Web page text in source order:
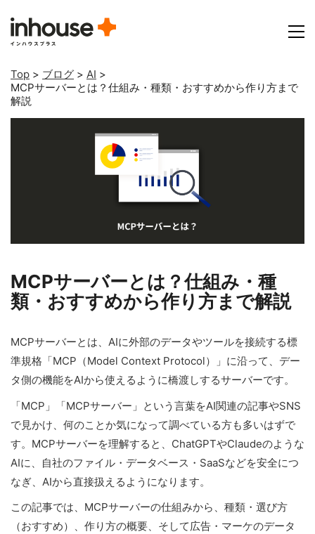
Top > ブログ > AI >
MCPサーバーとは？仕組み・種類・おすすめから作り方まで
解説
MCPサーバーとは？仕組み・種
類・おすすめから作り方まで解説
MCPサーバーとは、AIに外部のデータやツールを接続する標
準規格「MCP（Model Context Protocol）」に沿って、デー
タ側の機能をAIから使えるように橋渡しするサーバーです。
「MCP」「MCPサーバー」という言葉をAI関連の記事やSNS
で見かけ、何のことか気になって調べている方も多いはずで
す。MCPサーバーを理解すると、ChatGPTやClaudeのような
AIに、自社のファイル・データベース・SaaSなどを安全につ
なぎ、AIから直接扱えるようになります。
この記事では、MCPサーバーの仕組みから、種類・選び方
（おすすめ）、作り方の概要、そして広告・マーケのデータ